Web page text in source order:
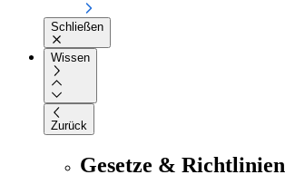
Schließen
Wissen
Zurück
Gesetze & Richtlinien